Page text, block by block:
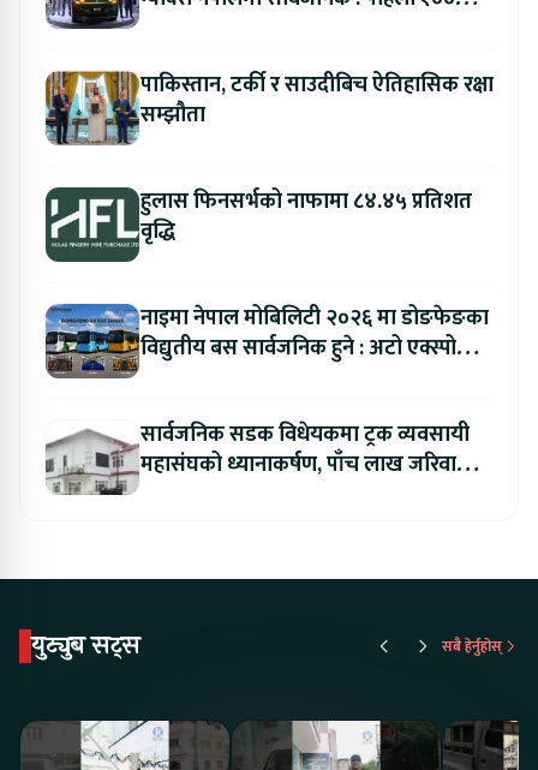
पाकिस्तान, टर्की र साउदीबिच ऐतिहासिक रक्षा
सम्झौता
हुलास फिनसर्भको नाफामा ८४.४५ प्रतिशत
वृद्धि
नाइमा नेपाल मोबिलिटी २०२६ मा डोङफेङका
विद्युतीय बस सार्वजनिक हुने : अटो एक्स्पोमा
सार्वजनिक सडक विधेयकमा ट्रक व्यवसायी
महासंघको ध्यानाकर्षण, पाँच लाख जरिवाना
युट्युब सट्स सबै हेर्नुहोस्